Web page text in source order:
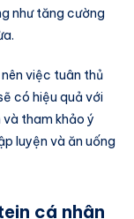
như tăng cường
việc tuân thủ
có hiệu quả với
tham khảo ý
luyện và ăn uống
cá nhân